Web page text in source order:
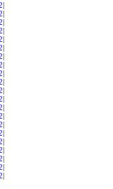
|
|
|
|
|
|
|
|
|
|
|
|
|
|
|
|
|
|
|
|
|